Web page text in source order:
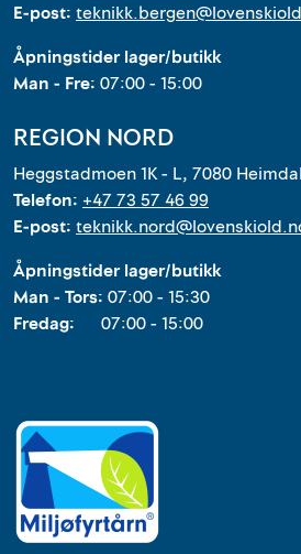
E-post:
Åpningstider lager/butikk
Man - Fre: 07:00 - 15:00
REGION NORD
Heggstadmoen 1K - L, 7080 Heimdal
Telefon: +47 73 57 46 99
E-post:
Åpningstider lager/butikk
Man - Tors: 07:00 - 15:30
Fredag: 07:00 - 15:00